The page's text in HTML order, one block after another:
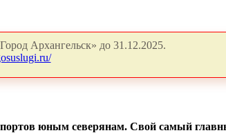
Архангельск» до 31.12.2025.
юным северянам. Свой самый